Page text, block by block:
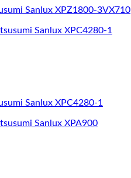
Sanlux XPZ1800-3VX710
Sanlux XPC4280-1